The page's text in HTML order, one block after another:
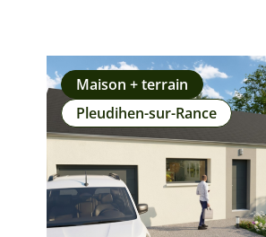
Maison + terrain
Pleudihen-sur-Rance